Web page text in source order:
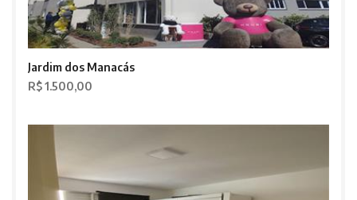
Jardim dos Manacás
R$ 1.500,00